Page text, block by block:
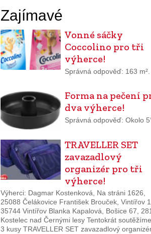
Zajímavé
Vonné sáčky
Coccolino pro tři
výherce!
Správná odpověď: 163 m².
Forma na pečení
dva výherce!
Správná odpověď: Okolo
TRAVELLER SET
zavazadlový
organizér pro tři
výherce!
Výherci: Dagmar Kostenková, Na stráni 1626,
25088 Čelákovice František Brouček, Vintířov
35744 Vintířov Blanka Kapalová, Bošice 67,
Kostelec nad Černými lesy Tentokrát
3 kusy TRAVELLER SET zavazadlový